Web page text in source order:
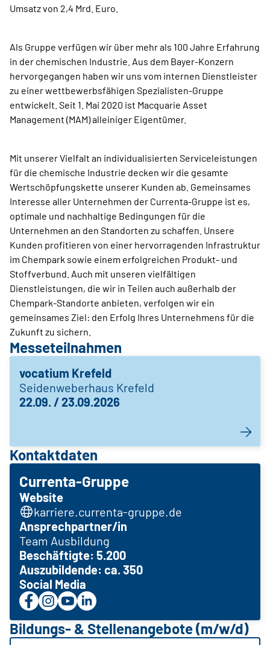
Umsatz von 2,4 Mrd. Euro.
Als Gruppe verfügen wir über mehr als 100 Jahre Erfahrung
in der chemischen Industrie. Aus dem Bayer-Konzern
hervorgegangen haben wir uns vom internen Dienstleister
zu einer wettbewerbsfähigen Spezialisten-Gruppe
entwickelt. Seit 1. Mai 2020 ist Macquarie Asset
Management (MAM) alleiniger Eigentümer.
Mit unserer Vielfalt an individualisierten Serviceleistungen
für die chemische Industrie decken wir die gesamte
Wertschöpfungskette unserer Kunden ab. Gemeinsames
Interesse aller Unternehmen der Currenta-Gruppe ist es,
optimale und nachhaltige Bedingungen für die
Unternehmen an den Standorten zu schaffen. Unsere
Kunden profitieren von einer hervorragenden Infrastruktur
im Chempark sowie einem erfolgreichen Produkt- und
Stoffverbund. Auch mit unseren vielfältigen
Dienstleistungen, die wir in Teilen auch außerhalb der
Chempark-Standorte anbieten, verfolgen wir ein
gemeinsames Ziel: den Erfolg Ihres Unternehmens für die
Zukunft zu sichern.
Messeteilnahmen
vocatium Krefeld
Seidenweberhaus Krefeld
22.09. / 23.09.2026
Kontaktdaten
Currenta-Gruppe
Website
karriere.currenta-gruppe.de
Ansprechpartner/in
Team Ausbildung
Beschäftigte: 5.200
Auszubildende: ca. 350
Social Media
Bildungs- & Stellenangebote (m/w/d)